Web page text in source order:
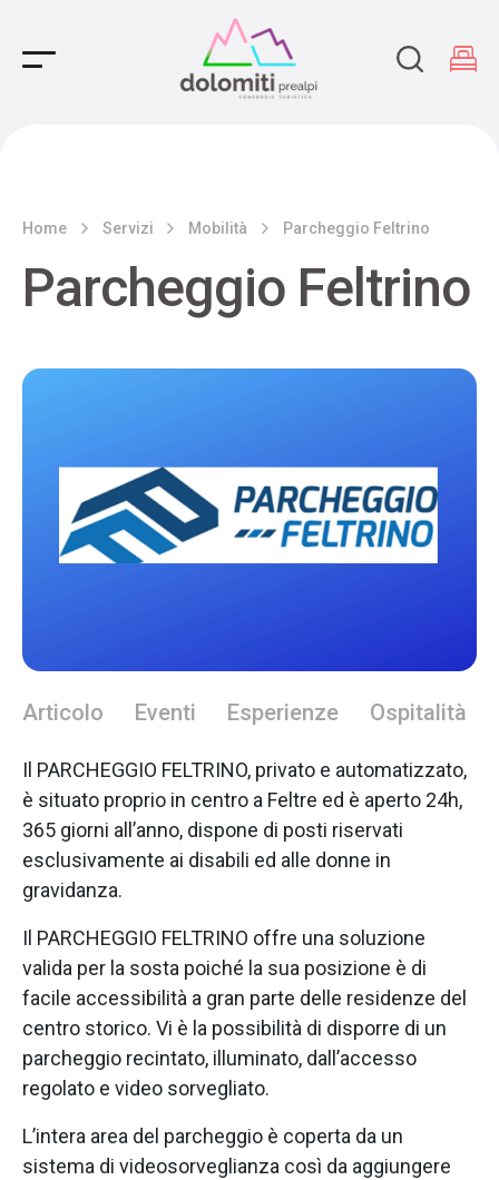
Main Navigation
Home Servizi Mobilità Parcheggio Feltrino
Parcheggio Feltrino
Articolo Eventi Esperienze Ospitalità
Il PARCHEGGIO FELTRINO, privato e automatizzato,
è situato proprio in centro a Feltre ed è aperto 24h,
365 giorni all’anno, dispone di posti riservati
esclusivamente ai disabili ed alle donne in
gravidanza.
Il PARCHEGGIO FELTRINO offre una soluzione
valida per la sosta poiché la sua posizione è di
facile accessibilità a gran parte delle residenze del
centro storico. Vi è la possibilità di disporre di un
parcheggio recintato, illuminato, dall’accesso
regolato e video sorvegliato.
L’intera area del parcheggio è coperta da un
sistema di videosorveglianza così da aggiungere